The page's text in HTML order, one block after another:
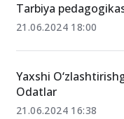
Tarbiya
21.06.2024 18:00
Yaxshi
Odatlar
21.06.2024 16:38